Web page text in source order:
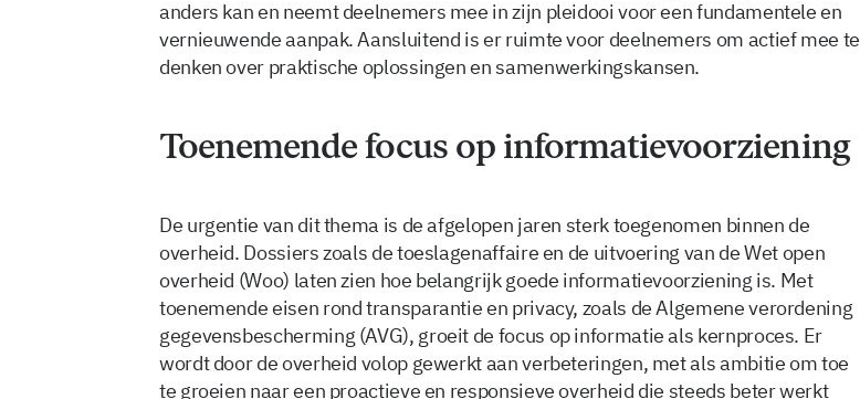
anders kan en neemt deelnemers mee in zijn pleidooi voor een fundamentele en
vernieuwende aanpak. Aansluitend is er ruimte voor deelnemers om actief mee te
denken over praktische oplossingen en samenwerkingskansen.
Toenemende focus op informatievoorziening
De urgentie van dit thema is de afgelopen jaren sterk toegenomen binnen de
overheid. Dossiers zoals de toeslagenaffaire en de uitvoering van de Wet open
overheid (Woo) laten zien hoe belangrijk goede informatievoorziening is. Met
toenemende eisen rond transparantie en privacy, zoals de Algemene verordening
gegevensbescherming (AVG), groeit de focus op informatie als kernproces. Er
wordt door de overheid volop gewerkt aan verbeteringen, met als ambitie om toe
te groeien naar een proactieve en responsieve overheid die steeds beter werkt